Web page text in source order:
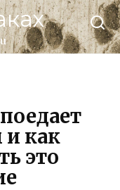
и как
это